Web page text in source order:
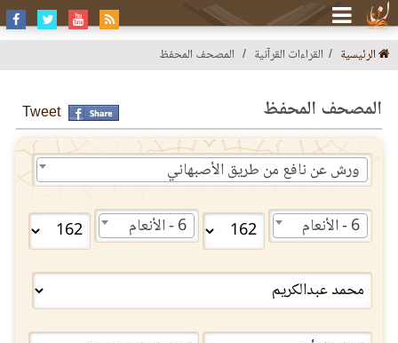
الرئيسية القراءات القرآنية المصحف المحفظ
المصحف المحفظ Tweet
ورش عن نافع من طريق الأصبهاني
6 - الأنعام 6 - الأنعام